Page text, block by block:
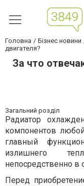
Головна Бізнес новини
двигателя?
За что
Загальний розділ
Радиатор
компонентов
главный
излишнего
непосредственно
Перед